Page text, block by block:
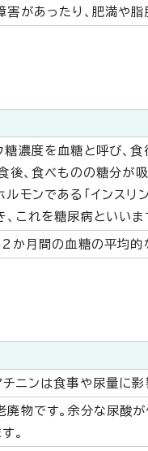
があったり、肥満や脂
糖濃度を血糖と呼び、
後、食べものの糖分が
モンである「インスリ
これを糖尿病といいま
か月間の血糖の平均的
チニンは食事や尿量に
廃物です。余分な尿酸
。